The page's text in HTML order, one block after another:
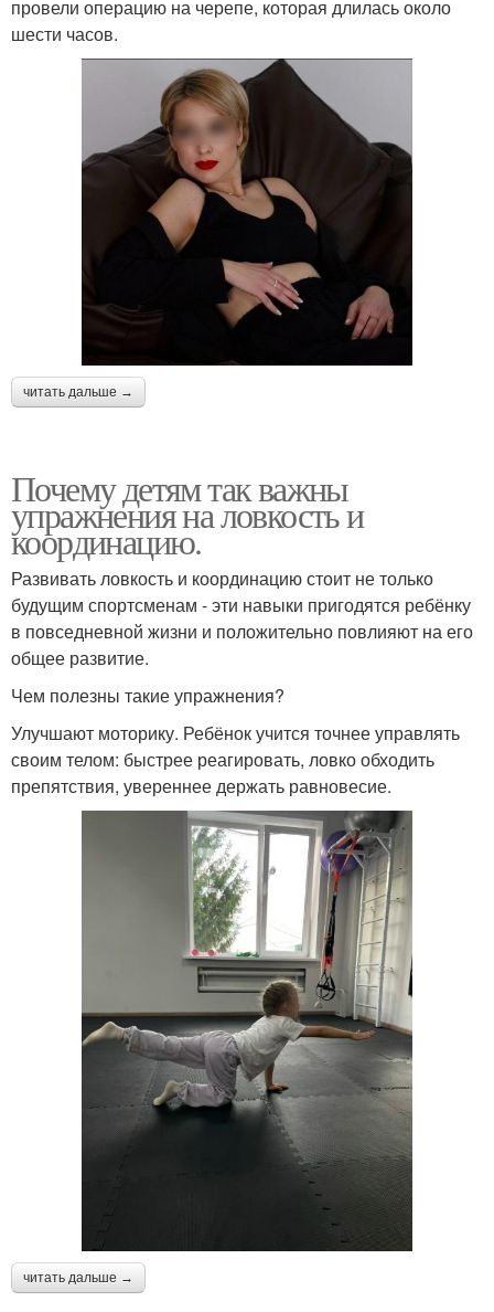
провели операцию на черепе, которая длилась около
шести часов.
читать дальше →
Почему детям так важны
упражнения на ловкость и
координацию.
Развивать ловкость и координацию стоит не только
будущим спортсменам - эти навыки пригодятся ребёнку
в повседневной жизни и положительно повлияют на его
общее развитие.
Чем полезны такие упражнения?
Улучшают моторику. Ребёнок учится точнее управлять
своим телом: быстрее реагировать, ловко обходить
препятствия, увереннее держать равновесие.
читать дальше →